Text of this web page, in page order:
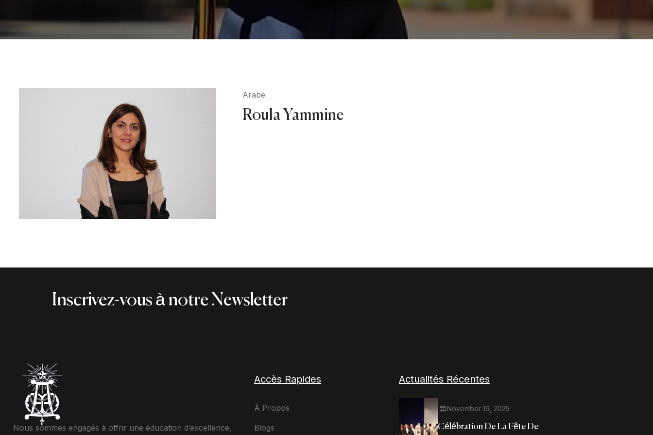
Arabe
Roula Yammine
Inscrivez-vous à notre Newsletter
Nous sommes engagés à offrir une éducation d’excellence,
Accès Rapides
À Propos
Blogs
Actualités Récentes
November 19, 2025
Célébration De La Fête De